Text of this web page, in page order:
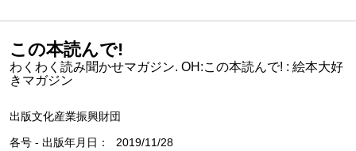
この本読んで!
わくわく読み聞かせマガジン. OH:この本読んで! : 絵本大好
きマガジン
出版文化産業振興財団
各号 - 出版年月日 2019/11/28